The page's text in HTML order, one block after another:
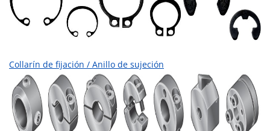
Collarín de fijación / Anillo de sujeción